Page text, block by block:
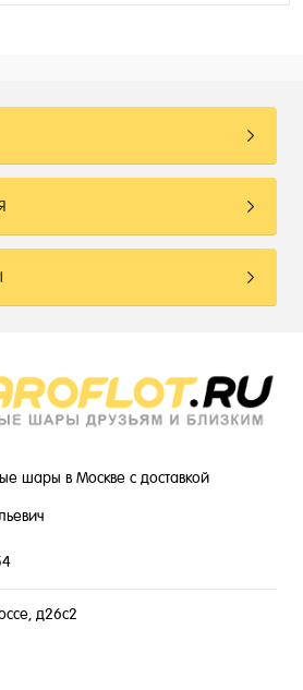
шары в Москве с доставкой
д26с2